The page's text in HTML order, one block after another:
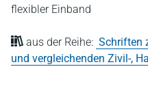
flexibler Einband
aus der Reihe: Schriften
und vergleichenden Zivil-,